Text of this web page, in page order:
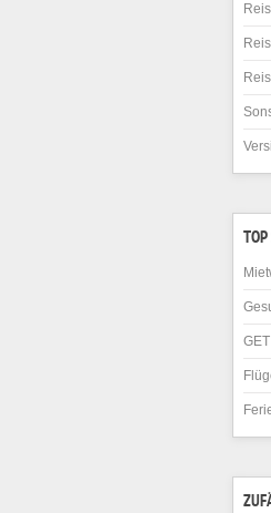
GET